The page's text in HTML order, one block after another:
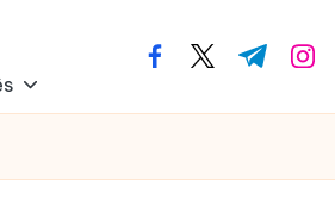
facebook.com
twitter.com
t.me